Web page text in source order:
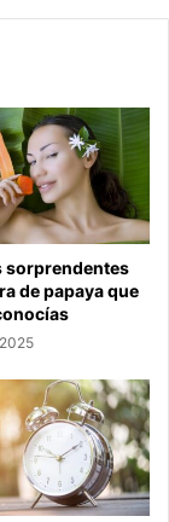
sorprendentes
de papaya que